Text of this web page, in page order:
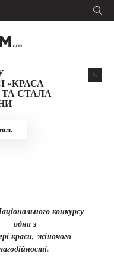
«КРАСА
ТА СТАЛА
конкурсу
— одна з
краси, жіночого